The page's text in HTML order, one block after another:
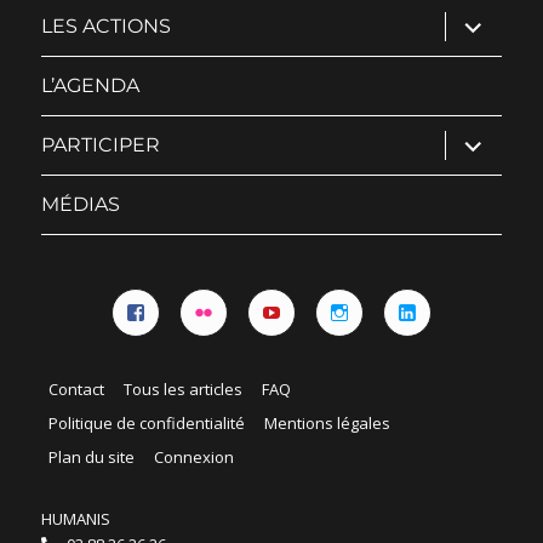
LES ACTIONS ouvrir
le
sous-
L’AGENDA
PARTICIPER ouvrir
le
sous-
MÉDIAS
Contact Tous les articles
FAQ
Politique de confidentialité
Mentions légales
Plan du site
Connexion
HUMANIS